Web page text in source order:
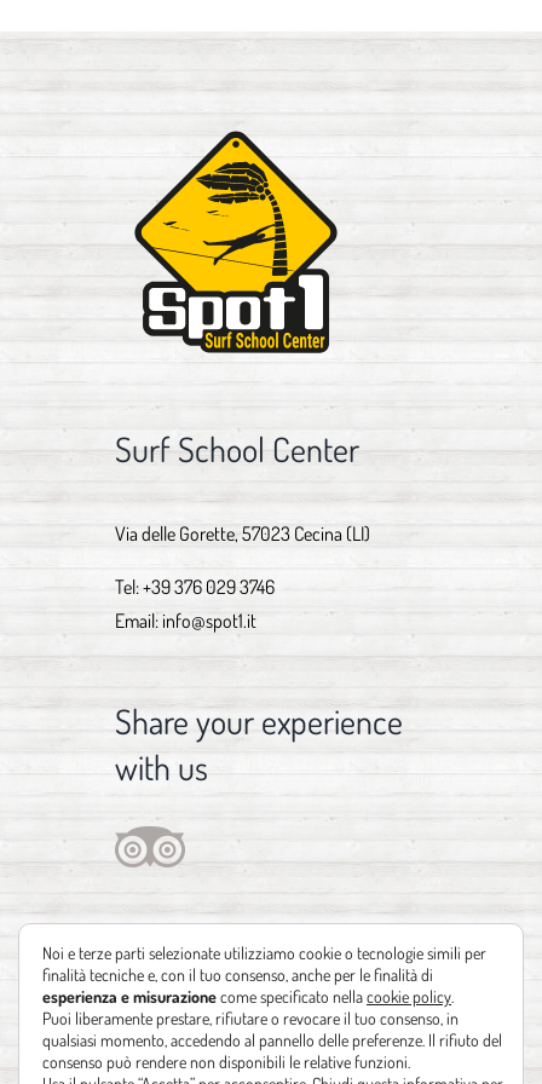
Surf School Center
Via delle Gorette, 57023 Cecina (LI)
Tel:+39 376 029 3746
Email: info@spot1.it
Share your experience
with us
Noi e terze parti selezionate utilizziamo cookie o tecnologie simili per
finalità tecniche e, con il tuo consenso, anche per le finalità di
esperienza e misurazionecome specificato nellacookie policy
Puoi liberamente prestare, rifiutare o revocare il tuo consenso, in
qualsiasi momento, accedendo al pannello delle preferenze. Il rifiuto del
consenso può rendere non disponibili le relative funzioni.